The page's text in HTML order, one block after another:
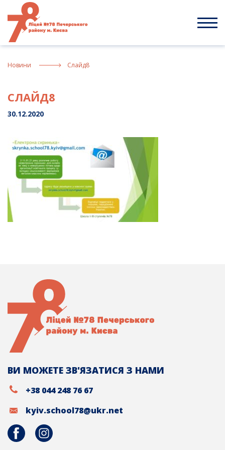
content
Новини Слайд8
СЛАЙД8
30.12.2020
ВИ МОЖЕТЕ ЗВ'ЯЗАТИСЯ З НАМИ
+38 044 248 76 67
kyiv.school78@ukr.net